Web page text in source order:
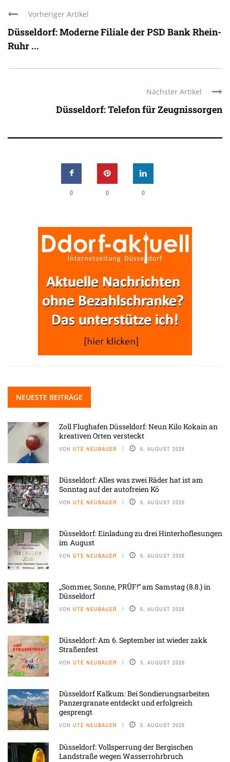
Vorheriger Artikel
Düsseldorf: Moderne Filiale der PSD Bank Rhein-
Ruhr ...
Nächster Artikel
Düsseldorf: Telefon für Zeugnissorgen
0 0 0
NEUESTE BEITRÄGE
Zoll Flughafen Düsseldorf: Neun Kilo Kokain an
kreativen Orten versteckt
VON UTE NEUBAUER 6. AUGUST 2026
Düsseldorf: Alles was zwei Räder hat ist am
Sonntag auf der autofreien Kö
VON UTE NEUBAUER 6. AUGUST 2026
Düsseldorf: Einladung zu drei Hinterhoflesungen
im August
VON UTE NEUBAUER 6. AUGUST 2026
„Sommer, Sonne, PRÜF!“ am Samstag (8.8.) in
Düsseldorf
VON UTE NEUBAUER 6. AUGUST 2026
Düsseldorf: Am 6. September ist wieder zakk
Straßenfest
VON UTE NEUBAUER 5. AUGUST 2026
Düsseldorf Kalkum: Bei Sondierungsarbeiten
Panzergranate entdeckt und erfolgreich
gesprengt
VON UTE NEUBAUER 5. AUGUST 2026
Düsseldorf: Vollsperrung der Bergischen
Landstraße wegen Wasserrohrbruch